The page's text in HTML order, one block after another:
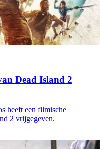
Dead Island 2
heeft een filmische
2 vrijgegeven.